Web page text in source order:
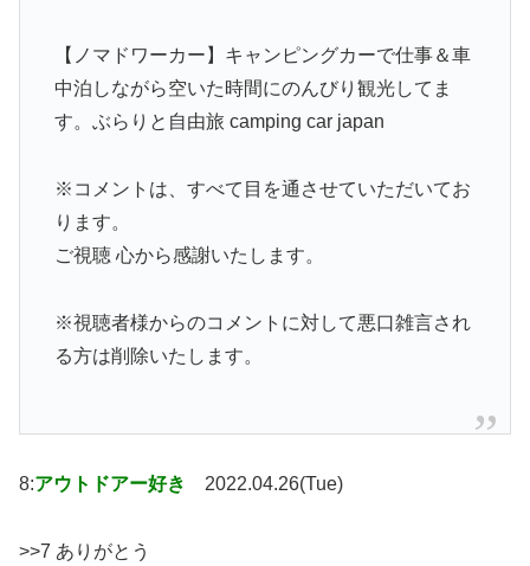
【ノマドワーカー】キャンピングカーで仕事＆車
中泊しながら空いた時間にのんびり観光してま
す。ぶらりと自由旅 camping car japan
※コメントは、すべて目を通させていただいてお
ります。
ご視聴 心から感謝いたします。
※視聴者様からのコメントに対して悪口雑言され
る方は削除いたします。
8:アウトドアー好き 2022.04.26(Tue)
>>7 ありがとう